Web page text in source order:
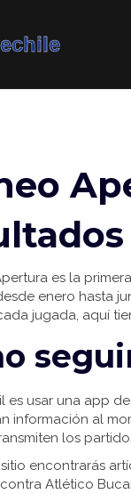
es la
enero hasta
jugada, aquí
es usar una app
información al
los
encontrarás
Atlético